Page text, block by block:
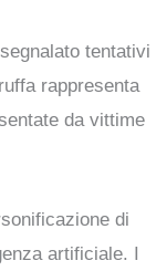
tentativi
rappresenta
da vittime
di
artificiale. I